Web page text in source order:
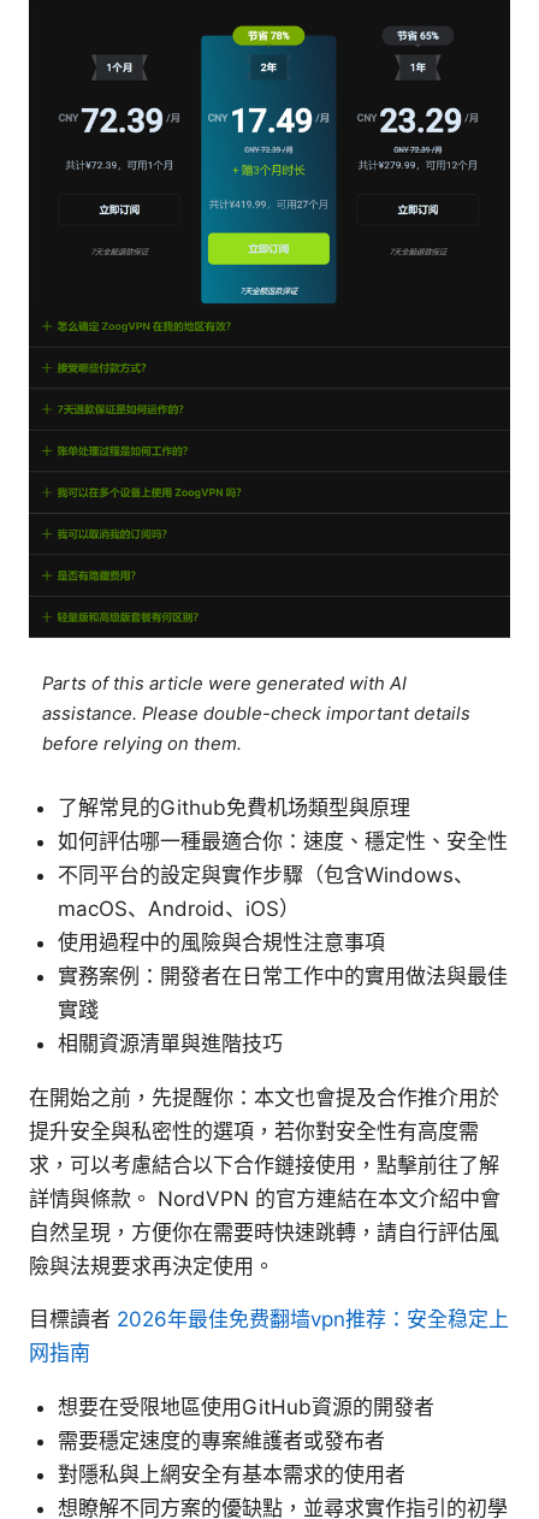
Parts of this article were generated with AI
assistance. Please double-check important details
before relying on them.
了解常見的Github免費机场類型與原理
如何評估哪一種最適合你：速度、穩定性、安全性
不同平台的設定與實作步驟（包含Windows、
macOS、Android、iOS）
使用過程中的風險與合規性注意事項
實務案例：開發者在日常工作中的實用做法與最佳
實踐
相關資源清單與進階技巧
在開始之前，先提醒你：本文也會提及合作推介用於
提升安全與私密性的選項，若你對安全性有高度需
求，可以考慮結合以下合作鏈接使用，點擊前往了解
詳情與條款。 NordVPN 的官方連結在本文介紹中會
自然呈現，方便你在需要時快速跳轉，請自行評估風
險與法規要求再決定使用。
目標讀者 2026年最佳免费翻墙vpn推荐：安全稳定上
网指南
想要在受限地區使用GitHub資源的開發者
需要穩定速度的專案維護者或發布者
對隱私與上網安全有基本需求的使用者
想瞭解不同方案的優缺點，並尋求實作指引的初學